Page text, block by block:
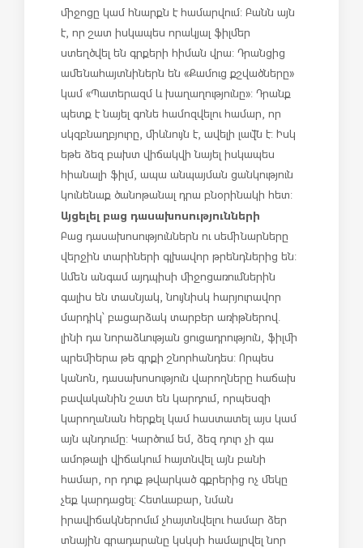
միջոցը կամ հնարքն է համարվում: Բանն այն
է, որ շատ իսկապես որակյալ ֆիլմեր
ստեղծվել են գրքերի հիման վրա: Դրանցից
ամենահայտնիներն են «Քամուց քշվածները»
կամ «Պատերազմ և խաղաղությունը»: Դրանք
պետք է նայել գոնե համոզվելու համար, որ
սկզբնաղբյուրը, միևնույն է, ավելի լավն է: Իսկ
եթե ձեզ բախտ վիճակվի նայել իսկապես
հիանալի ֆիլմ, ապա անպայման ցանկություն
կունենաք ծանոթանալ դրա բնօրինակի հետ:
Այցելել բաց դասախոսությունների
Բաց դասախոսություններն ու սեմինարները
վերջին տարիների գլխավոր թրենդներից են:
Ամեն անգամ այդպիսի միջոցառումներին
գալիս են տասնյակ, նույնիսկ հարյուրավոր
մարդիկ՝ բացարձակ տարբեր առիթներով.
լինի դա նորաձևության ցուցադրություն, ֆիլմի
պրեմիերա թե գրքի շնորհանդես: Որպես
կանոն, դասախոսություն վարողները հաճախ
բավականին շատ են կարդում, որպեսզի
կարողանան հերքել կամ հաստատել այս կամ
այն պնդումը: Կարծում եմ, ձեզ դուր չի գա
ամոթալի վիճակում հայտնվել այն բանի
համար, որ դուք թվարկած գքրերից ոչ մեկը
չեք կարդացել: Հետևաբար, նման
իրավիճակներոմւմ չհայտնվելու համար ձեր
տնային գրադարանը կսկսի համալրվել նոր